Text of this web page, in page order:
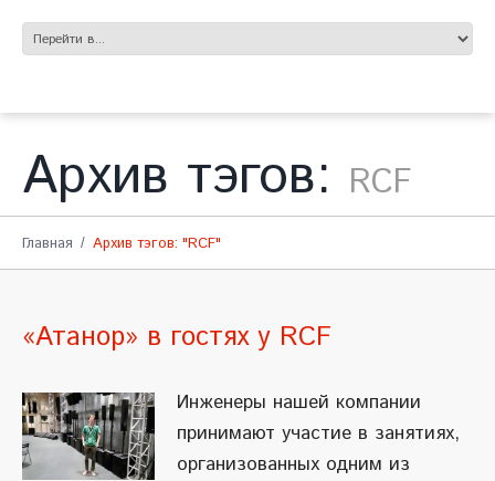
Архив тэгов: RCF
Главная Архив тэгов: "RCF"
«Атанор» в гостях у RCF
Инженеры нашей компании
принимают участие в занятиях,
организованных одним из